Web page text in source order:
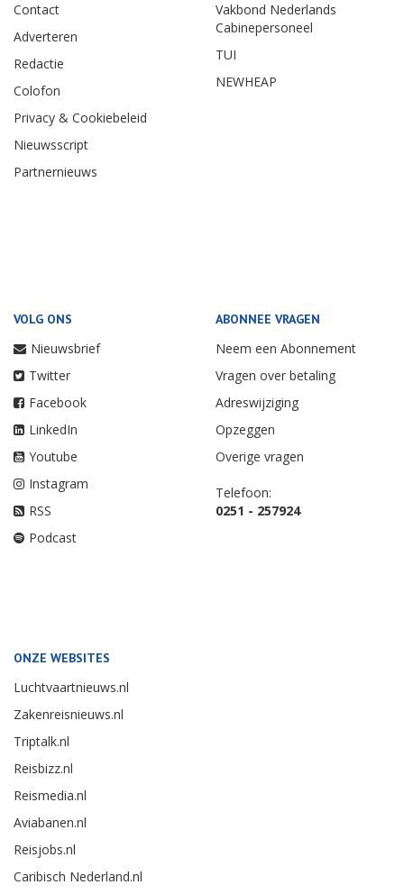
Contact
Adverteren
Redactie
Colofon
Privacy & Cookiebeleid
Nieuwsscript
Partnernieuws
Vakbond Nederlands
Cabinepersoneel
TUI
NEWHEAP
VOLG ONS
Nieuwsbrief
Twitter
Facebook
LinkedIn
Youtube
Instagram
RSS
Podcast
ABONNEE VRAGEN
Neem een Abonnement
Vragen over betaling
Adreswijziging
Opzeggen
Overige vragen
Telefoon:
0251 - 257924
ONZE WEBSITES
Luchtvaartnieuws.nl
Zakenreisnieuws.nl
Triptalk.nl
Reisbizz.nl
Reismedia.nl
Aviabanen.nl
Reisjobs.nl
Caribisch Nederland.nl